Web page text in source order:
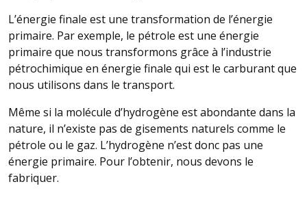
L’énergie finale est une transformation de l’énergie
primaire. Par exemple, le pétrole est une énergie
primaire que nous transformons grâce à l’industrie
pétrochimique en énergie finale qui est le carburant que
nous utilisons dans le transport.
Même si la molécule d’hydrogène est abondante dans la
nature, il n’existe pas de gisements naturels comme le
pétrole ou le gaz. L’hydrogène n’est donc pas une
énergie primaire. Pour l’obtenir, nous devons le
fabriquer.